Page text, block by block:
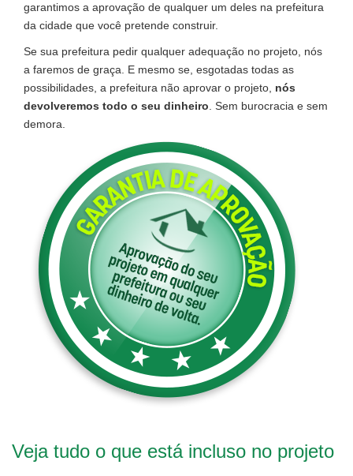
garantimos a aprovação de qualquer um deles na prefeitura
da cidade que você pretende construir.
Se sua prefeitura pedir qualquer adequação no projeto, nós
a faremos de graça. E mesmo se, esgotadas todas as
possibilidades, a prefeitura não aprovar o projeto, nós
devolveremos todo o seu dinheiro . Sem burocracia e sem
demora.
Veja tudo o que está incluso no projeto